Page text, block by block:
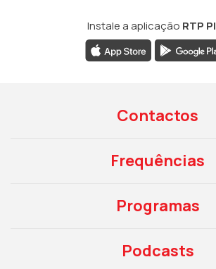
Instale a aplicação RTP
Contactos
Frequências
Programas
Podcasts